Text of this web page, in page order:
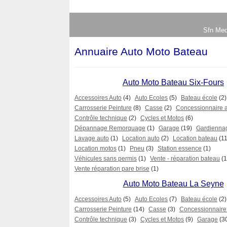
Sfn
Annuaire Auto Moto Bateau
Auto Moto Bateau Six-Fours
Accessoires Auto (4) Auto Ecoles (5) Bateau école (2)
Carrosserie Peinture (8) Casse (2) Concessionnaire
Contrôle technique (2) Cycles et Motos (6)
Dépannage Remorquage (1) Garage (19)
Lavage auto (1) Location auto (2) Location bateau
Location motos (1) Pneu (3) Station essence (1)
Véhicules sans permis (1) Vente - réparation bateau
Vente réparation pare brise (1)
Auto Moto Bateau La Seyne
Accessoires Auto (5) Auto Ecoles (7) Bateau école (2)
Carrosserie Peinture (14) Casse (3)
Contrôle technique (3) Cycles et Motos (9) Garage